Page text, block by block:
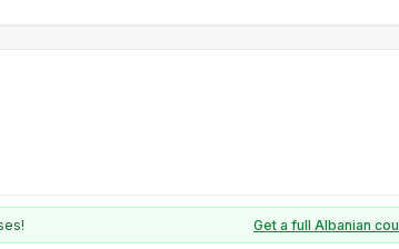
Get a full Albanian